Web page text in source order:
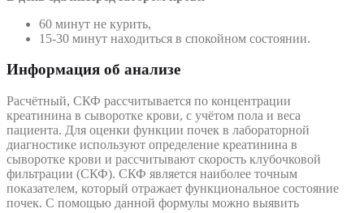
60 минут не курить,
15-30 минут находиться в спокойном состоянии.
Информация об анализе
Расчётный, СКФ рассчитывается по концентрации
креатинина в сыворотке крови, с учётом пола и веса
пациента. Для оценки функции почек в лабораторной
диагностике используют определение креатинина в
сыворотке крови и рассчитывают скорость клубочковой
фильтрации (СКФ). СКФ является наиболее точным
показателем, который отражает функциональное состояние
почек. С помощью данной формулы можно выявить